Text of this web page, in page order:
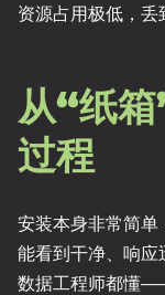
资源占用极低，丢
从“纸
过程
安装本身非常简单
能看到干净、响
数据工程师都懂